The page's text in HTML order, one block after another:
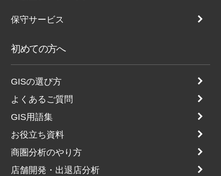
保守サービス
初めての方へ
GISの選び方
よくあるご質問
GIS用語集
お役立ち資料
商圏分析のやり方
店舗開発・出退店分析